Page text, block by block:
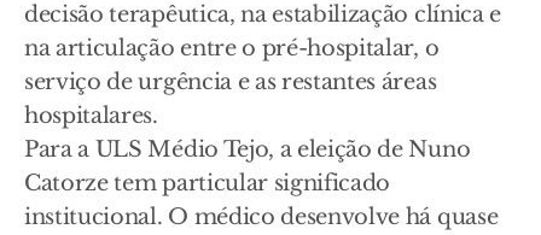
decisão terapêutica, na estabilização clínica e
na articulação entre o pré-hospitalar, o
serviço de urgência e as restantes áreas
hospitalares.
Para a ULS Médio Tejo, a eleição de Nuno
Catorze tem particular significado
institucional. O médico desenvolve há quase